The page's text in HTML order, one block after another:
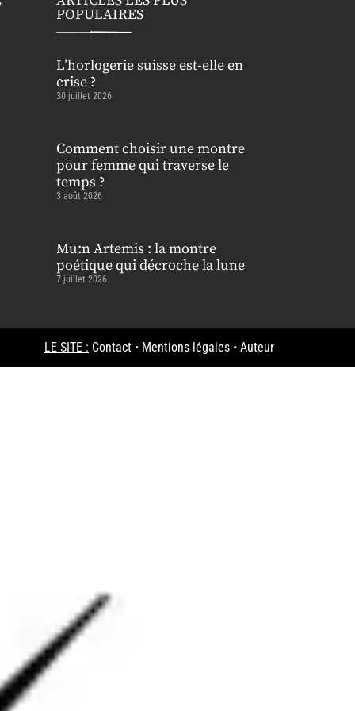
POPULAIRES
L’horlogerie suisse est-elle en
crise ?
30 juillet 2026
Comment choisir une montre
pour femme qui traverse le
temps ?
3 août 2026
Mu:n Artemis : la montre
poétique qui décroche la lune
7 juillet 2026
LE SITE : Contact • Mentions légales • Auteur